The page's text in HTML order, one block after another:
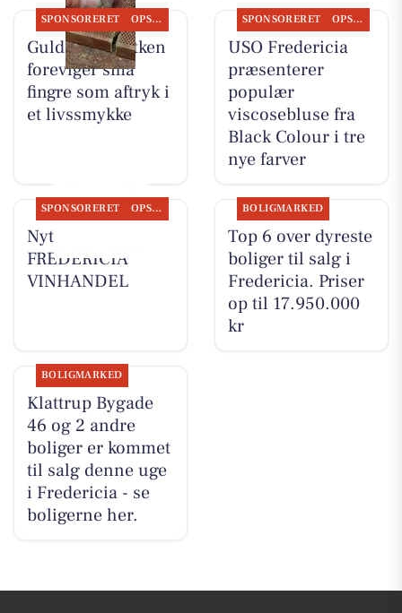
SPONSORERET OPSLAGSTAVLEN
Guldsmed Lütken
foreviger små
fingre som aftryk i
et livssmykke
SPONSORERET OPSLAGSTAVLEN
USO Fredericia
præsenterer
populær
viscosebluse fra
Black Colour i tre
nye farver
SPONSORERET OPSLAGSTAVLEN
Nyt fra
FREDERICIA
VINHANDEL
BOLIGMARKED
Top 6 over dyreste
boliger til salg i
Fredericia. Priser
op til 17.950.000
kr
BOLIGMARKED
Klattrup Bygade
46 og 2 andre
boliger er kommet
til salg denne uge
i Fredericia - se
boligerne her.